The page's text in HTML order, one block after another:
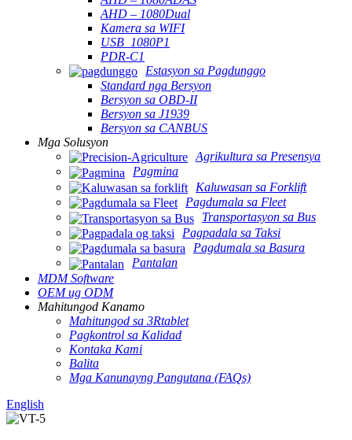
AHD – 1080Dual
Kamera sa WIFI
USB_1080P1
PDR-C1
Estasyon sa Pagdunggo
Standard nga Bersyon
Bersyon sa OBD-II
Bersyon sa J1939
Bersyon sa CANBUS
Mga Solusyon
Agrikultura sa Presensya
Pagmina
Kaluwasan sa Forklift
Pagdumala sa Fleet
Transportasyon sa Bus
Pagpadala sa Taksi
Pagdumala sa Basura
Pantalan
MDM Software
OEM ug ODM
Mahitungod Kanamo
Mahitungod sa 3Rtablet
Pagkontrol sa Kalidad
Kontaka Kami
Balita
Mga Kanunayng Pangutana (FAQs)
English